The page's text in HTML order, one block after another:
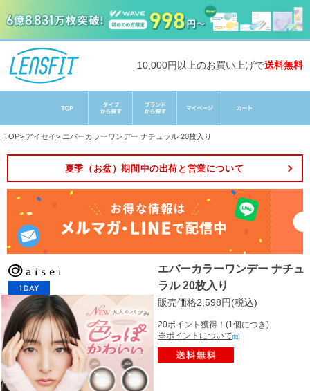
10,000円以上のお買い上げで送料無料
TOP> アイセイ> エバーカラーワンデー ナチュラル 20枚入り
夏季（お盆）期間中の出荷と営業について
エバーカラーワンデー ナチュ
ラル 20枚入り
販売価格2,598円(税込)
20ポイント獲得！(1個につき)
※ポイントについて